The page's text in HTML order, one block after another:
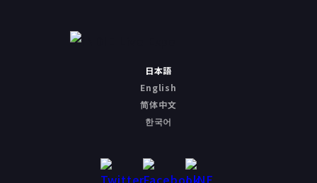
English
日本語
한국어
简体中文